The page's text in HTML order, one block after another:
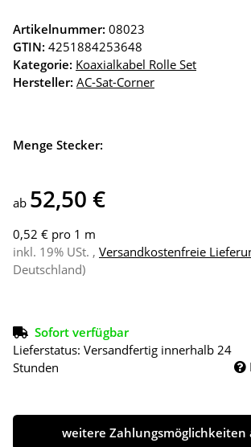
Artikelnummer: 08023
GTIN: 4251884253648
Kategorie: Koaxialkabel Rolle Set
Hersteller: AC-Sat-Corner
Menge Stecker:
ab 52,50 €
0,52 € pro 1 m
inkl. 19% USt. , Versandkostenfreie
Deutschland)
Sofort verfügbar
Lieferstatus: Versandfertig innerhalb 24
Stunden
weitere Zahlungsmöglichkeiten